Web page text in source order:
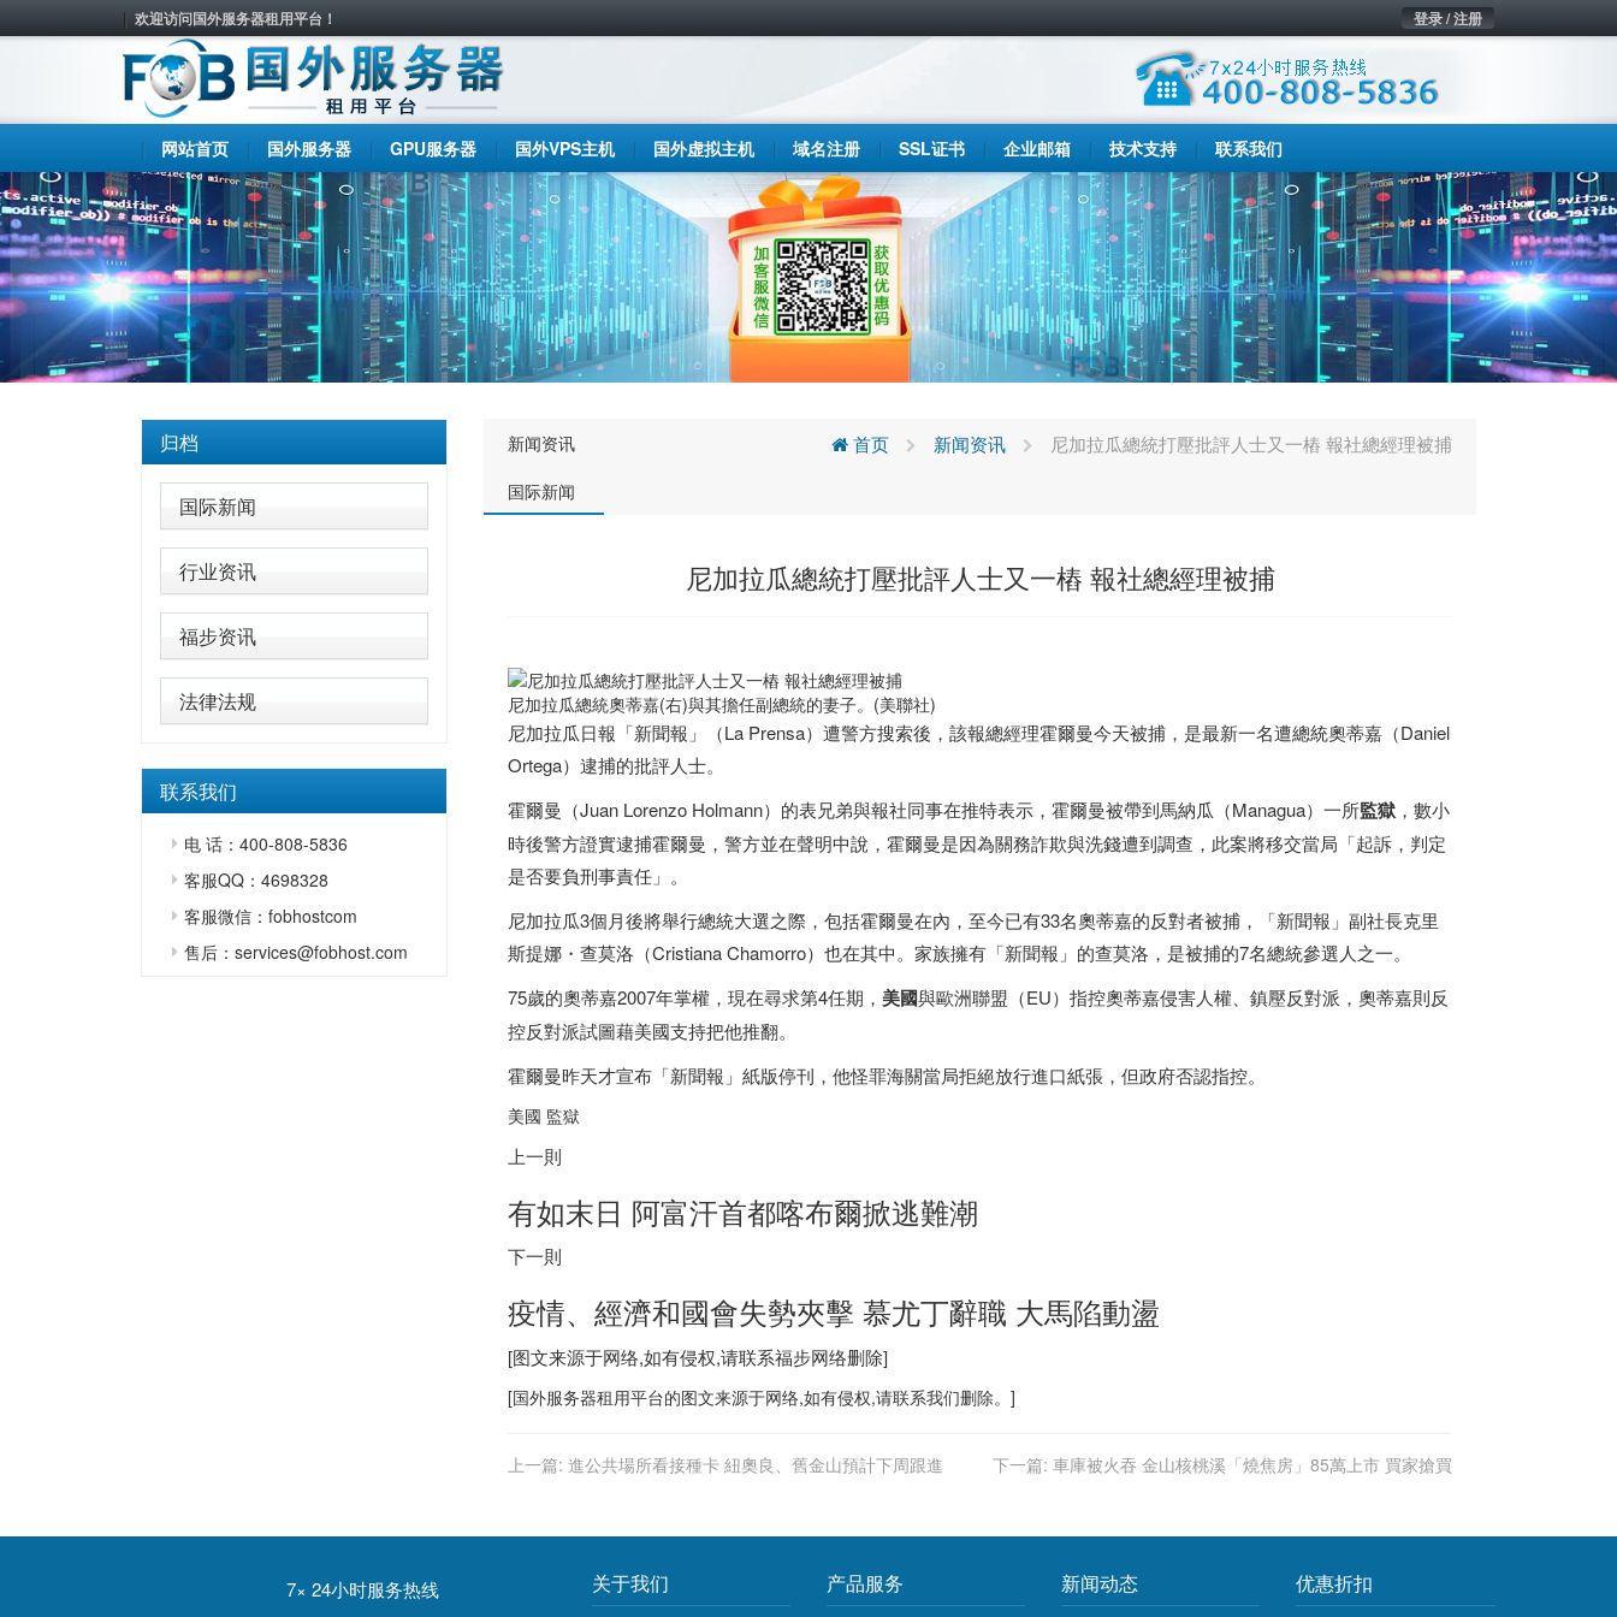
欢迎访问国外服务器租用平台！ 登录 / 注册
网站首页 国外服务器 GPU服务器 国外VPS主机 国外虚拟主机 域名注册 SSL证书 企业邮箱 技术支持 联系我们
归档
国际新闻
行业资讯
福步资讯
法律法规
联系我们
电 话：400-808-5836
客服QQ：4698328
客服微信：fobhostcom
售后：services@fobhost.com
新闻资讯
国际新闻
首页 新闻资讯 尼加拉瓜總統打壓批評人士又一樁 報社總經理被捕
尼加拉瓜總統打壓批評人士又一樁 報社總經理被捕
尼加拉瓜總統奧蒂嘉(右)與其擔任副總統的妻子。(美聯社)
尼加拉瓜日報「新聞報」（La Prensa）遭警方搜索後，該報總經理霍爾曼今天被捕，是最新一名遭總統奧蒂嘉（Daniel
Ortega）逮捕的批評人士。
霍爾曼（Juan Lorenzo Holmann）的表兄弟與報社同事在推特表示，霍爾曼被帶到馬納瓜（Managua）一所監獄 ，數小
時後警方證實逮捕霍爾曼，警方並在聲明中說，霍爾曼是因為關務詐欺與洗錢遭到調查，此案將移交當局「起訴，判定
是否要負刑事責任」。
尼加拉瓜3個月後將舉行總統大選之際，包括霍爾曼在內，至今已有33名奧蒂嘉的反對者被捕，「新聞報」副社長克里
斯提娜・查莫洛（Cristiana Chamorro）也在其中。家族擁有「新聞報」的查莫洛，是被捕的7名總統參選人之一。
75歲的奧蒂嘉2007年掌權，現在尋求第4任期， 美國與歐洲聯盟（EU）指控奧蒂嘉侵害人權、鎮壓反對派，奧蒂嘉則反
控反對派試圖藉美國支持把他推翻。
霍爾曼昨天才宣布「新聞報」紙版停刊，他怪罪海關當局拒絕放行進口紙張，但政府否認指控。
美國 監獄
上一則
有如末日 阿富汗首都喀布爾掀逃難潮
下一則
疫情、經濟和國會失勢夾擊 慕尤丁辭職 大馬陷動盪
[图文来源于网络,如有侵权,请联系福步网络删除]
[国外服务器租用平台的图文来源于网络,如有侵权,请联系我们删除。]
上一篇: 進公共場所看接種卡 紐奧良、舊金山預計下周跟進 下一篇: 車庫被火吞 金山核桃溪「燒焦房」85萬上市 買家搶買
7× 24小时服务热线 关于我们 产品服务 新闻动态 优惠折扣